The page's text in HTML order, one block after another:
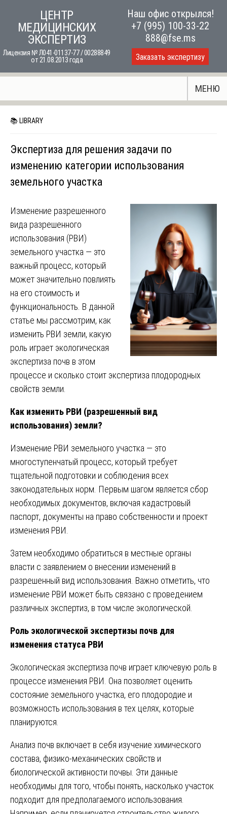
content
ЦЕНТР
МЕДИЦИНСКИХ
ЭКСПЕРТИЗ
Лицензия № Л041-01137-77 / 00288849
от 21.08.2013 года
Наш офис открылся!
+7 (995) 100-33-22
888@fse.ms
Заказать экспертизу
МЕНЮ
📚 LIBRARY
Экспертиза для решения задачи по
изменению категории использования
земельного участка
Изменение разрешенного
вида разрешенного
использования (РВИ)
земельного участка — это
важный процесс, который
может значительно повлиять
на его стоимость и
функциональность. В данной
статье мы рассмотрим, как
изменить РВИ земли, какую
роль играет экологическая
экспертиза почв в этом
процессе и сколько стоит экспертиза плодородных
свойств земли.
Как изменить РВИ (разрешенный вид
использования) земли?
Изменение РВИ земельного участка — это
многоступенчатый процесс, который требует
тщательной подготовки и соблюдения всех
законодательных норм. Первым шагом является сбор
необходимых документов, включая кадастровый
паспорт, документы на право собственности и проект
изменения РВИ.
Затем необходимо обратиться в местные органы
власти с заявлением о внесении изменений в
разрешенный вид использования. Важно отметить, что
изменение РВИ может быть связано с проведением
различных экспертиз, в том числе экологической.
Роль экологической экспертизы почв для
изменения статуса РВИ
Экологическая экспертиза почв играет ключевую роль в
процессе изменения РВИ. Она позволяет оценить
состояние земельного участка, его плодородие и
возможность использования в тех целях, которые
планируются.
Анализ почв включает в себя изучение химического
состава, физико-механических свойств и
биологической активности почвы. Эти данные
необходимы для того, чтобы понять, насколько участок
подходит для предполагаемого использования.